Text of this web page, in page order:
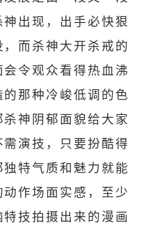
出现，出手必快狠
而杀神大开杀戒的
令观众看得热血沸
那种冷峻低调的色
神阴郁面貌给大家
演技，只要扮酷得
特气质和魅力就能
作场面实感，至少
技拍摄出来的漫画